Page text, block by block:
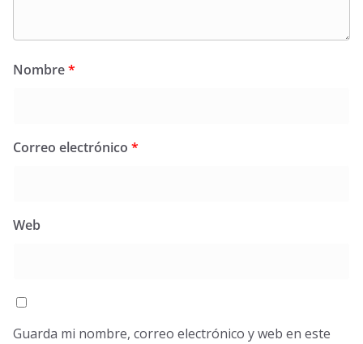
Nombre*
Correo electrónico *
Web
Guarda mi nombre, correo electrónico y web en este